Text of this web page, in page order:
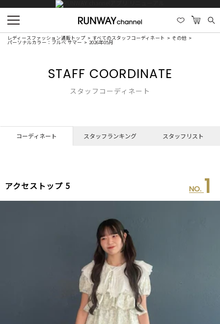
レディースファッション通販トップ すべてのスタッフコーディネート その他
パーソナルカラー：ブルべ サマー 2026年05月
STAFF COORDINATE
スタッフコーディネート
コーディネート スタッフランキング スタッフリスト
アクセストップ 5 NO. 1